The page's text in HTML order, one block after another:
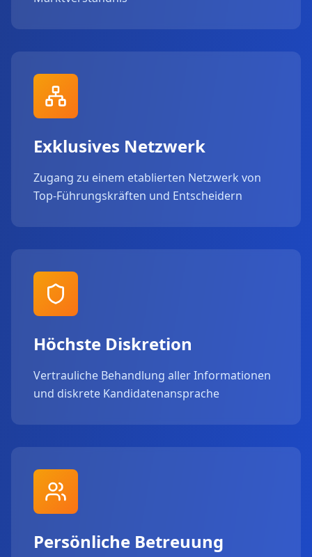
Exklusives Netzwerk
Zugang zu einem etablierten Netzwerk von
Top-Führungskräften und Entscheidern
Höchste Diskretion
Vertrauliche Behandlung aller Informationen
und diskrete Kandidatenansprache
Persönliche Betreuung